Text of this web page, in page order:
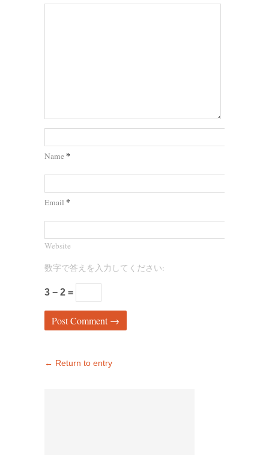
Name*
Email *
Website
数字で答えを入力してください:
3 − 2 =
← Return to entry